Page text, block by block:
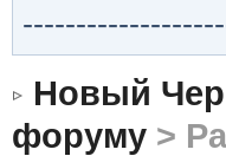
Новый
форуму>